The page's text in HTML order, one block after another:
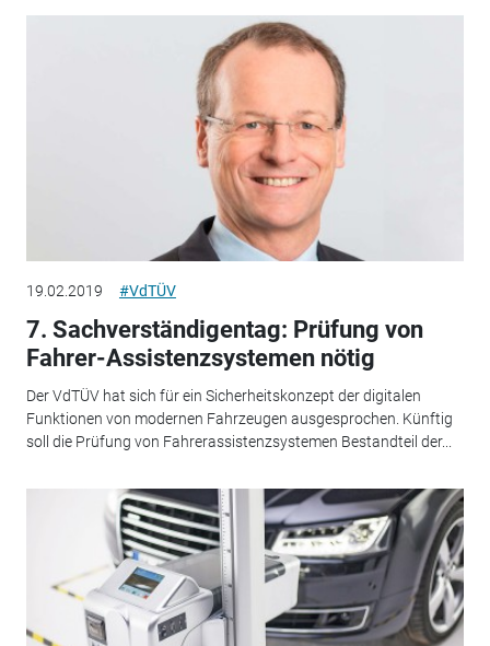
19.02.2019 #VdTÜV
7. Sachverständigentag: Prüfung von
Fahrer-Assistenzsystemen nötig
Der VdTÜV hat sich für ein Sicherheitskonzept der digitalen
Funktionen von modernen Fahrzeugen ausgesprochen. Künftig
soll die Prüfung von Fahrerassistenzsystemen Bestandteil der...